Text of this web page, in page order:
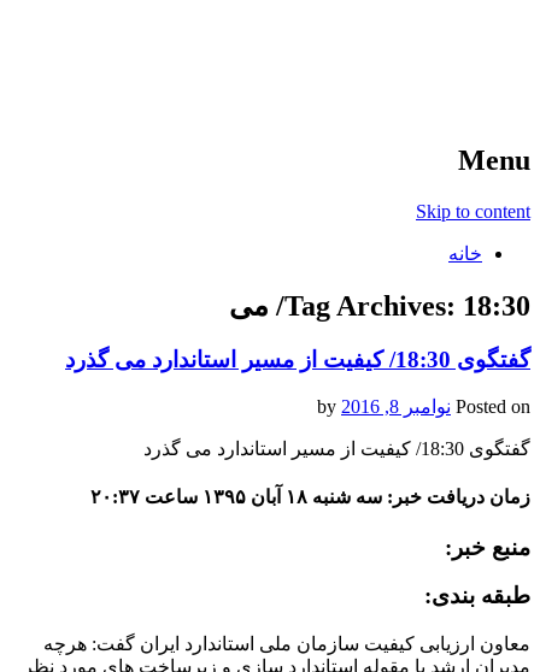
Menu
Skip to content
خانه
Tag Archives: 18:30/ می
گفتگوی 18:30/ کیفیت از مسیر استاندارد می گذرد
Posted on نوامبر 8, 2016
گفتگوی 18:30/ کیفیت از مسیر استاندارد می گذرد
زمان دریافت خبر: سه شنبه ۱۸ آبان ۱۳۹۵ ساعت ۲۰:۳۷
منبع خبر:
طبقه بندی:
معاون ارزیابی کیفیت سازمان ملی استاندارد ایران گفت: هرچه
مدیران ارشد با مقوله استاندارد سازی و زیرساخت های مورد نظر